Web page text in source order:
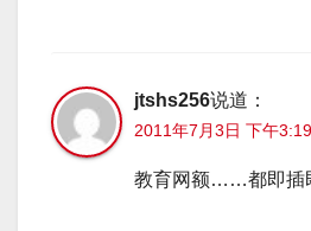
jtshs256说道：
2011年7月3日 下午3:19
教育网额……都即